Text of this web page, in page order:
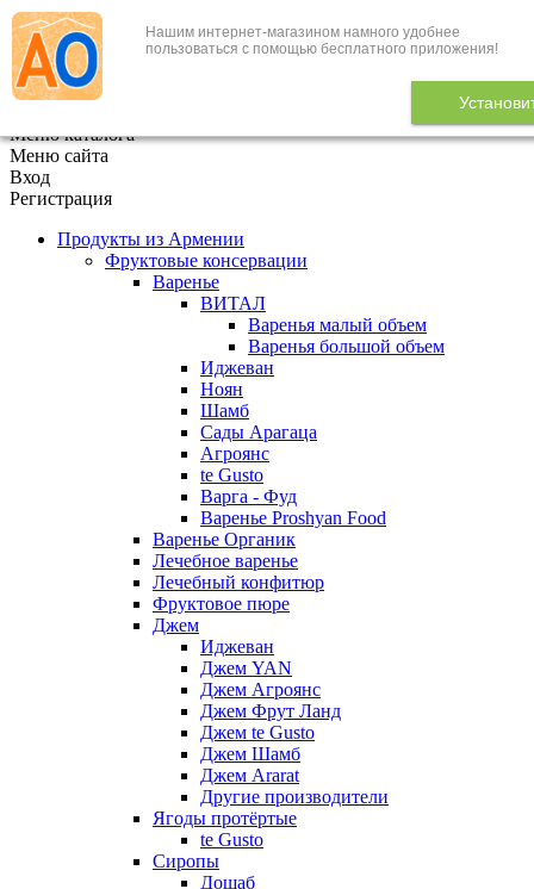
Нашим интернет-магазином намного удобнее
пользоваться с помощью бесплатного приложения!
+7 (495) 646-888-1
В корзине 0
Меню каталога
Меню сайта
Вход
Регистрация
Продукты из Армении
Фруктовые консервации
Варенье
ВИТАЛ
Варенья малый объем
Варенья большой объем
Иджеван
Ноян
Шамб
Сады Арагаца
Агроянс
te Gusto
Варга - Фуд
Варенье Proshyan Food
Варенье Органик
Лечебное варенье
Лечебный конфитюр
Фруктовое пюре
Джем
Иджеван
Джем YAN
Джем Агроянс
Джем Фрут Ланд
Джем te Gusto
Джем Шамб
Джем Ararat
Другие производители
Ягоды протёртые
te Gusto
Сиропы
Дошаб